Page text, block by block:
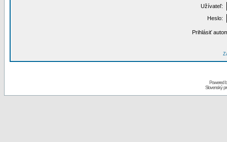
Užívateľ:
Heslo:
Prihlásiť
Powered
Slovenský